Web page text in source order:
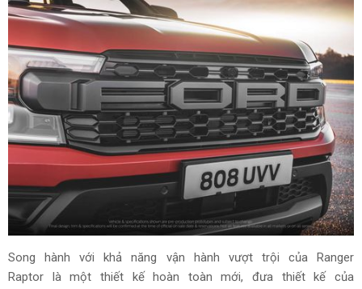
Song hành với khả năng vận hành vượt trội của Ranger
Raptor là một thiết kế hoàn toàn mới, đưa thiết kế của